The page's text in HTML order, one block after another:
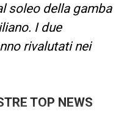
soleo della gamba
I due
rivalutati nei
TOP NEWS